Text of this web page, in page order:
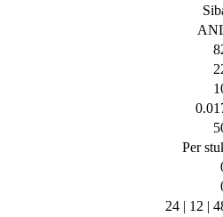
Per
24 | 12 |